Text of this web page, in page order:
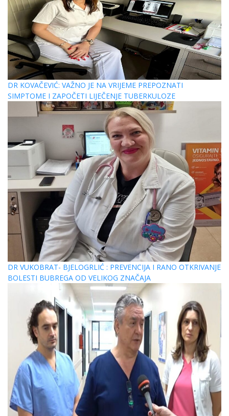
DR KOVAČEVIĆ: VAŽNO JE NA VRIJEME PREPOZNATI
SIMPTOME I ZAPOČETI LIJEČENJE TUBERKULOZE
DR VUKOBRAT- BJELOGRLIĆ : PREVENCIJA I RANO OTKRIVANJE
BOLESTI BUBREGA OD VELIKOG ZNAČAJA